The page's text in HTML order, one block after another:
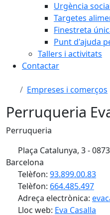
Urgència
Targetes
Finestreta
Punt d'ajuda
Tallers i activitats
Contactar
Empreses i comerços
Perruqueria
Perruqueria
Plaça Catalunya, 3 -
Barcelona
Telèfon: 93.899.00.83
Telèfon: 664.485.497
Adreça electrònica:
Lloc web: Eva Casalla